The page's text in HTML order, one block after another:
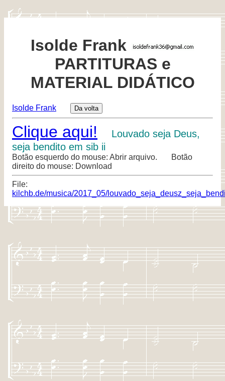
Isolde Frank
PARTITURAS e
MATERIAL DIDÁTICO
Isolde Frank
Clique aqui!
Louvado seja Deus,
seja bendito em sib ii
Botão esquerdo do mouse: Abrir arquivo. Botão
direito do mouse: Download
File:
kilchb.de/musica/2017_05/